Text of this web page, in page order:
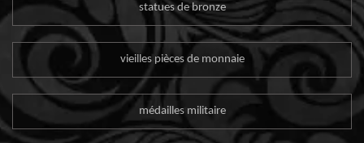
statues de bronze
vieilles pièces de monnaie
médailles militaire